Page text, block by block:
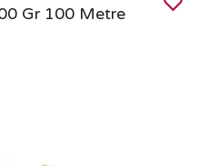
Gr 100 Metre